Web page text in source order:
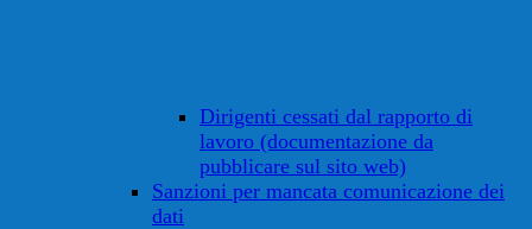
Dirigenti cessati dal rapporto di
lavoro (documentazione da
pubblicare sul sito web)
Sanzioni per mancata comunicazione dei
dati